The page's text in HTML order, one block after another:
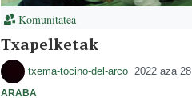
Komunitatea
Txapelketak
txema-tocino-del-arco 2022 aza 28
ARABA